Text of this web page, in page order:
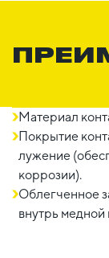
Материал
Покрытие
лужение
коррозии).
Облегченное
внутрь медной